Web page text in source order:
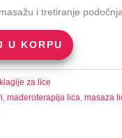
i tretiranje
U KORPU
za lice
,maderoterapija lica ,masaza